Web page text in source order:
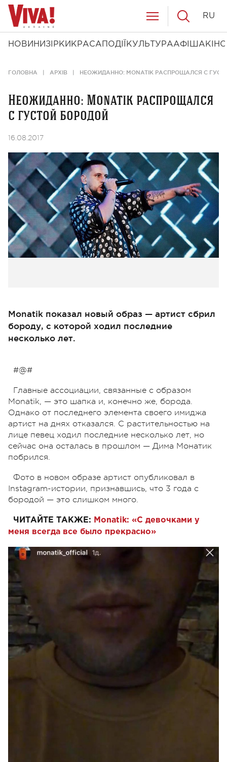
НОВИНИ ЗІРКИ КРАСА ПОДІЇ КУЛЬТУРААФІША КІНО
RU
ГОЛОВНА АРХІВ НЕОЖИДАННО: MONATIK РАСПРОЩАЛСЯ С
Неожиданно: Monatik распрощался
с густой бородой
16.08.2017
Monatik показал новый образ — артист сбрил
бороду, с которой ходил последние
несколько лет.
#@#
Главные ассоциации, связанные с образом
Monatik, — это шапка и, конечно же, борода.
Однако от последнего элемента своего имиджа
артист на днях отказался. С растительностью на
лице певец ходил последние несколько лет, но
сейчас она осталась в прошлом — Дима Монатик
побрился.
Фото в новом образе артист опубликовал в
Instagram-истории, признавшись, что 3 года с
бородой — это слишком много.
ЧИТАЙТЕ ТАКЖЕ: Monatik: «С девочками у
меня всегда все было прекрасно»